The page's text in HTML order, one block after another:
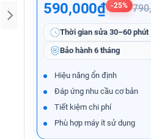
Bảo Hành One
590,000₫ -25%
Thời gian sửa 30–60 phút
Bảo hành 6 tháng
Hiệu năng ổn định
Đáp ứng nhu cầu cơ bản
Tiết kiệm chi phí
Phù hợp máy ít sử dụng